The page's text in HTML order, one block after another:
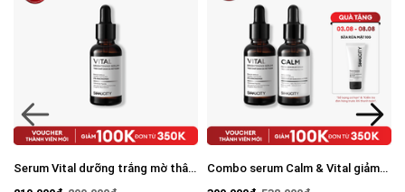
Combo serum Calm & Vital giảm
Combo Brightening Duo dưỡng